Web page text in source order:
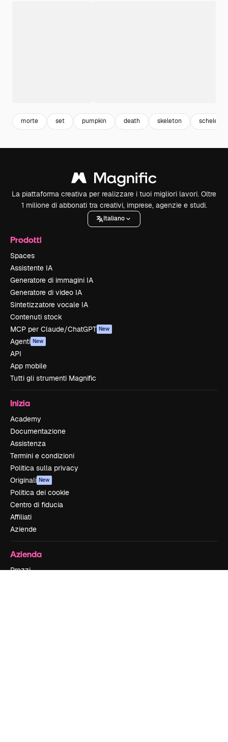
morte set pumpkin death skeleton scheletro
La piattaforma creativa per realizzare i tuoi migliori lavori. Oltre
1 milione di abbonati tra creativi, imprese, agenzie e studi.
Italiano
Prodotti
Spaces
Assistente IA
Generatore di immagini IA
Generatore di video IA
Sintetizzatore vocale IA
Contenuti stock
MCP per Claude/ChatGPT New
Agenti New
API
App mobile
Tutti gli strumenti Magnific
Inizia
Academy
Documentazione
Assistenza
Termini e condizioni
Politica sulla privacy
Originali New
Politica dei cookie
Centro di fiducia
Affiliati
Aziende
Azienda
Prezzi